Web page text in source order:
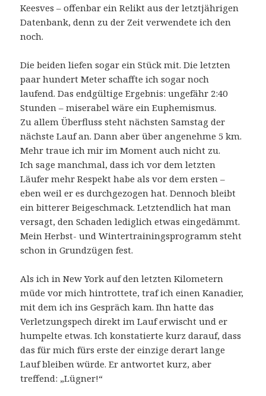
Keesves – offenbar ein Relikt aus der letztjährigen
Datenbank, denn zu der Zeit verwendete ich den
noch.
Die beiden liefen sogar ein Stück mit. Die letzten
paar hundert Meter schaffte ich sogar noch
laufend. Das endgültige Ergebnis: ungefähr 2:40
Stunden – miserabel wäre ein Euphemismus.
Zu allem Überfluss steht nächsten Samstag der
nächste Lauf an. Dann aber über angenehme 5 km.
Mehr traue ich mir im Moment auch nicht zu.
Ich sage manchmal, dass ich vor dem letzten
Läufer mehr Respekt habe als vor dem ersten –
eben weil er es durchgezogen hat. Dennoch bleibt
ein bitterer Beigeschmack. Letztendlich hat man
versagt, den Schaden lediglich etwas eingedämmt.
Mein Herbst- und Wintertrainingsprogramm steht
schon in Grundzügen fest.
Als ich in New York auf den letzten Kilometern
müde vor mich hintrottete, traf ich einen Kanadier,
mit dem ich ins Gespräch kam. Ihn hatte das
Verletzungspech direkt im Lauf erwischt und er
humpelte etwas. Ich konstatierte kurz darauf, dass
das für mich fürs erste der einzige derart lange
Lauf bleiben würde. Er antwortet kurz, aber
treffend: „Lügner!“